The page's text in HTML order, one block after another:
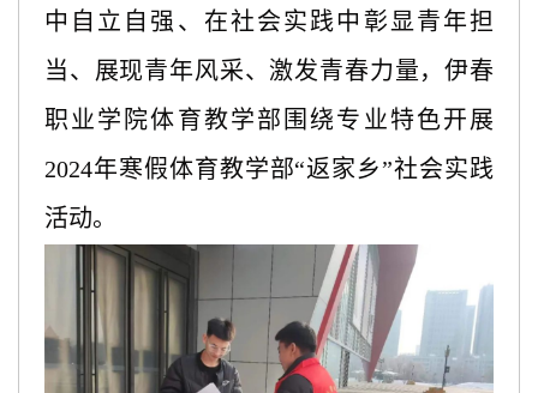
中自立自强、在社会实践中彰显青年担
当、展现青年风采、激发青春力量，伊春
职业学院体育教学部围绕专业特色开展
2024年寒假体育教学部“返家乡”社会实践
活动。